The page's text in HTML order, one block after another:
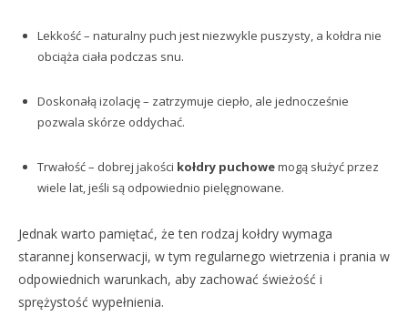
Lekkość – naturalny puch jest niezwykle puszysty, a kołdra nie
obciąża ciała podczas snu.
Doskonałą izolację – zatrzymuje ciepło, ale jednocześnie
pozwala skórze oddychać.
Trwałość – dobrej jakości kołdry puchowemogą służyć przez
wiele lat, jeśli są odpowiednio pielęgnowane.
Jednak warto pamiętać, że ten rodzaj kołdry wymaga
starannej konserwacji, w tym regularnego wietrzenia i prania w
odpowiednich warunkach, aby zachować świeżość i
sprężystość wypełnienia.